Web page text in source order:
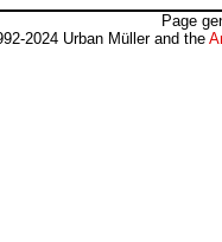
Page
2024 Urban Müller and the